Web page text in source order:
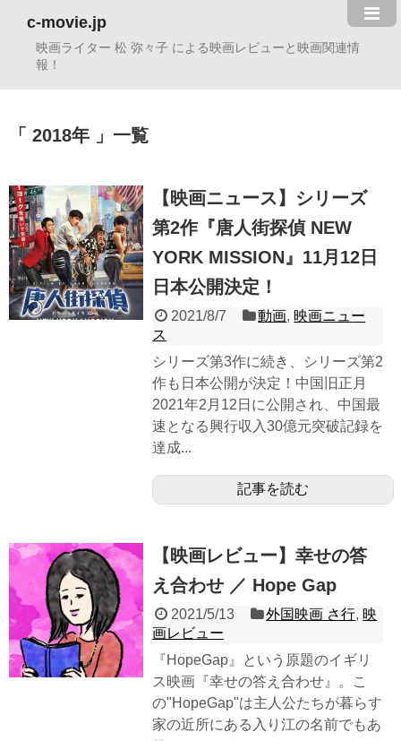
c-movie.jp
映画ライター 松 弥々子 による映画レビューと映画関連情
報！
2018年 一覧
【映画ニュース】シリーズ
第2作『唐人街探偵 NEW
YORK MISSION』11月12日
日本公開決定！
2021/8/7 動画, 映画ニュー
ス
シリーズ第3作に続き、シリーズ第2
作も日本公開が決定！中国旧正月
2021年2月12日に公開され、中国最
速となる興行収入30億元突破記録を
達成...
記事を読む
【映画レビュー】幸せの答
え合わせ ／ Hope Gap
2021/5/13 外国映画 さ行, 映
画レビュー
『HopeGap』という原題のイギリ
ス映画『幸せの答え合わせ』。こ
の"HopeGap"は主人公たちが暮らす
家の近所にある入り江の名前でもあ